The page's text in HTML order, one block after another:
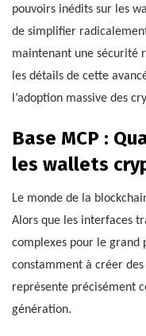
pouvoirs inédits sur les
de simplifier
maintenant une sécurité
les détails de cette
l’adoption massive des
Base MCP :
les wallets
Le monde de la
Alors que les interfaces
complexes pour le grand
constamment à créer
représente précisément
génération.